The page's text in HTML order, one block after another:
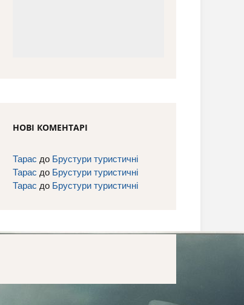
НОВІ КОМЕНТАРІ
Тарас до Брустури туристичні
Тарас до Брустури туристичні
Тарас до Брустури туристичні